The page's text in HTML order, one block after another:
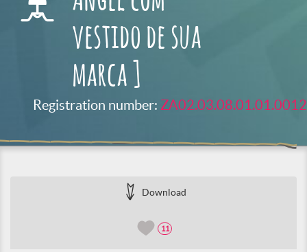
vestido de sua
marca ]
Registration number: ZA02.03.08.01.01.0012
Download
11